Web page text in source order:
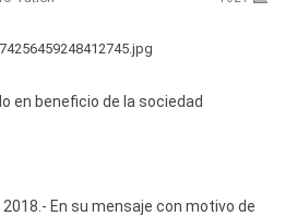
en beneficio de la sociedad
En su mensaje con motivo de